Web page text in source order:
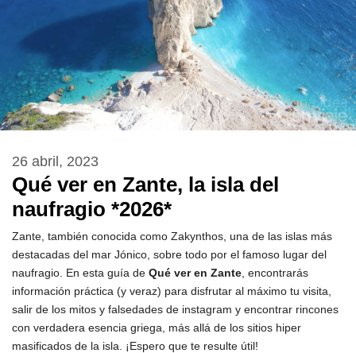
Qué ver en Zante, la isla del
naufragio *2026*
26 abril, 2023
Zante, también conocida como Zakynthos, una de las islas más
destacadas del mar Jónico, sobre todo por el famoso lugar del
naufragio. En esta guía de Qué ver en Zante , encontrarás
información práctica (y veraz) para disfrutar al máximo tu visita,
salir de los mitos y falsedades de instagram y encontrar rincones
con verdadera esencia griega, más allá de los sitios hiper
masificados de la isla. ¡Espero que te resulte útil!